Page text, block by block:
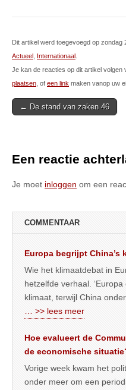
Dit artikel werd toegevoegd op zondag
Actueel Internationaal
Je kan de reacties op dit artikel volgen
plaatsen , of een link maken vanop uw
Post
← De stand van zaken 46
Een reactie
Je moet inloggen om een
COMMENTAAR
Europa begrijpt
Wie het klimaatdebat in
hetzelfde verhaal.
klimaat, terwijl China
… >> lees meer
Hoe evalueert de
de economische
Vorige week kwam het
onder meer om een